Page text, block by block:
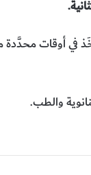
في أوقات محدَّدة
والطب.